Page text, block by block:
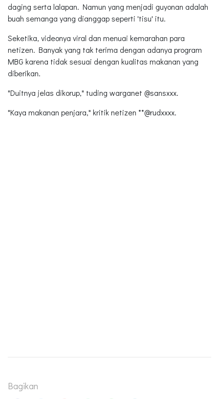
daging serta lalapan. Namun yang menjadi guyonan adalah
buah semanga yang dianggap seperti 'tisu' itu.
Seketika, videonya viral dan menuai kemarahan para
netizen. Banyak yang tak terima dengan adanya program
MBG karena tidak sesuai dengan kualitas makanan yang
diberikan.
"Duitnya jelas dikorup," tuding warganet @sansxxx.
"Kaya makanan penjara," kritik netizen **@rudxxxx.
Bagikan